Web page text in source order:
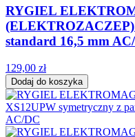
RYGIEL
(ELEKTROZACZEP)
standard 16,5 mm
129,00 zł
Dodaj do koszyka